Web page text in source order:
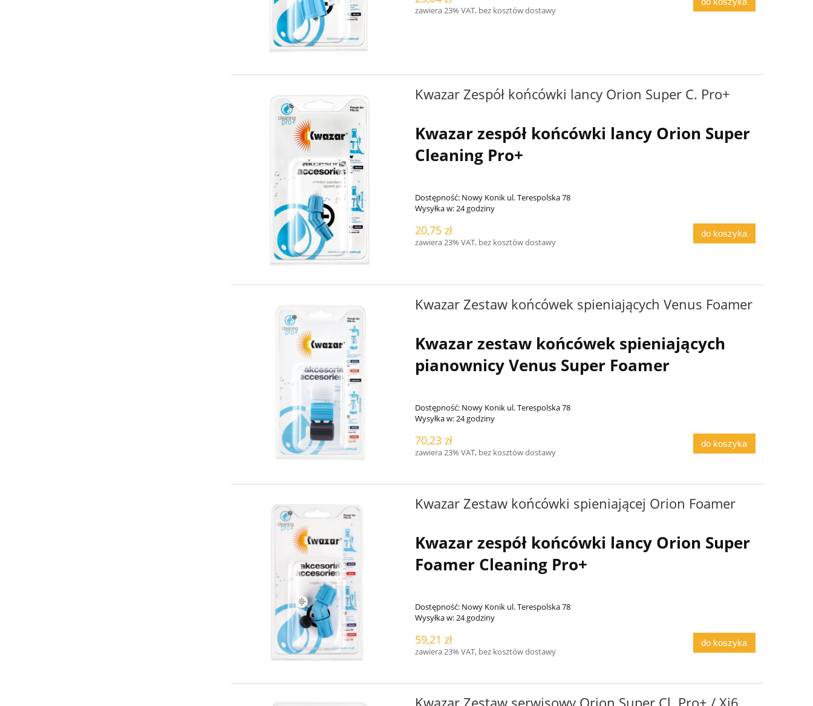
zawiera 23% VAT, bez kosztów dostawy
Kwazar Zespół końcówki lancy Orion Super C. Pro+
Kwazar zespół końcówki lancy Orion Super
Cleaning Pro+
Dostępność: Nowy Konik ul. Terespolska 78
Wysyłka w:24 godziny
20,75 zł
zawiera 23% VAT, bez kosztów dostawy
do koszyka
Kwazar Zestaw końcówek spieniających Venus Foamer
Kwazar zestaw końcówek spieniających
pianownicy Venus Super Foamer
Dostępność: Nowy Konik ul. Terespolska 78
Wysyłka w:24 godziny
70,23 zł
zawiera 23% VAT, bez kosztów dostawy
do koszyka
Kwazar Zestaw końcówki spieniającej Orion Foamer
Kwazar zespół końcówki lancy Orion Super
Foamer Cleaning Pro+
Dostępność: Nowy Konik ul. Terespolska 78
Wysyłka w:24 godziny
59,21 zł
zawiera 23% VAT, bez kosztów dostawy
do koszyka